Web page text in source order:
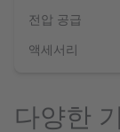
전압 공급
액세서리
다양한